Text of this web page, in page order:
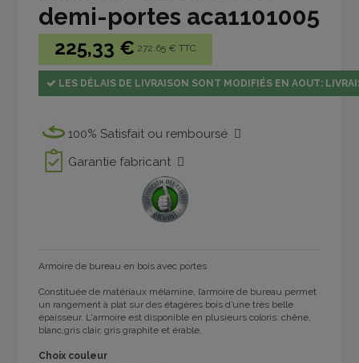
demi-portes aca1101005
225,33 € 272.65 € TTC
LES DÉLAIS DE LIVRAISON SONT MODIFIÉS EN AOUT:
100% Satisfait ou remboursé
Garantie fabricant
Armoire de bureau en bois avec portes
Constituée de matériaux mélamine, l’armoire de bureau permet
un rangement à plat sur des étagères bois d’une très belle
épaisseur. L'armoire est disponible en plusieurs coloris: chêne,
blanc,gris clair, gris graphite et érable.
Choix couleur